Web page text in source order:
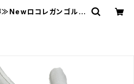
ロコレガンゴルフ